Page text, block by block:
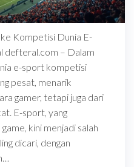
Kompetisi Dunia E-
defteral.com – Dalam
e-sport kompetisi
pesat, menarik
gamer, tetapi juga dari
E-sport, yang
kini menjadi salah
dicari, dengan